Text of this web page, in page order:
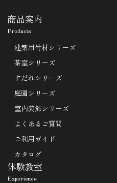
商品案内
Products
建築用竹材シリーズ
茶室シリーズ
すだれシリーズ
庭園シリーズ
室内装飾シリーズ
よくあるご質問
ご利用ガイド
カタログ
体験教室
Experience